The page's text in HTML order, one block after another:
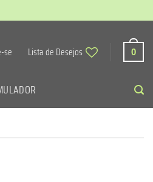
se Lista de Desejos 0